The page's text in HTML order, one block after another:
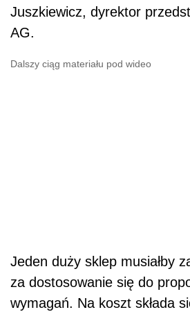
Juszkiewicz, dyrektor
AG.
Dalszy ciąg materiału pod wideo
Jeden duży sklep musiałby
za dostosowanie się do
wymagań. Na koszt składa